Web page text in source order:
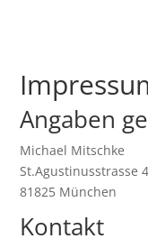
Angaben
Michael Mitschke
St.Agustinusstrasse
81825 München
Kontakt